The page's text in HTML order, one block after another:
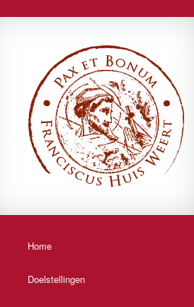
Home
Doelstellingen